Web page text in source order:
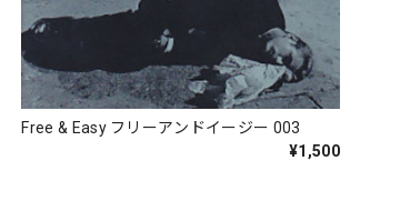
Free & Easy フリーアンドイージー 003
¥1,500